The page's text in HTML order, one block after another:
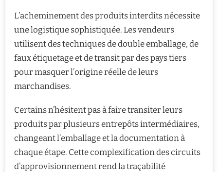
L’acheminement des produits interdits nécessite
une logistique sophistiquée. Les vendeurs
utilisent des techniques de double emballage, de
faux étiquetage et de transit par des pays tiers
pour masquer l’origine réelle de leurs
marchandises.
Certains n’hésitent pas à faire transiter leurs
produits par plusieurs entrepôts intermédiaires,
changeant l’emballage et la documentation à
chaque étape. Cette complexification des circuits
d’approvisionnement rend la traçabilité